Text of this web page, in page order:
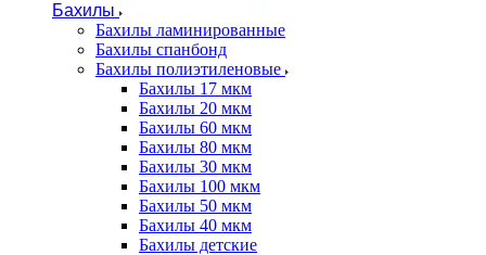
Бахилы
Бахилы ламинированные
Бахилы спанбонд
Бахилы полиэтиленовые
Бахилы 17 мкм
Бахилы 20 мкм
Бахилы 60 мкм
Бахилы 80 мкм
Бахилы 30 мкм
Бахилы 100 мкм
Бахилы 50 мкм
Бахилы 40 мкм
Бахилы детские